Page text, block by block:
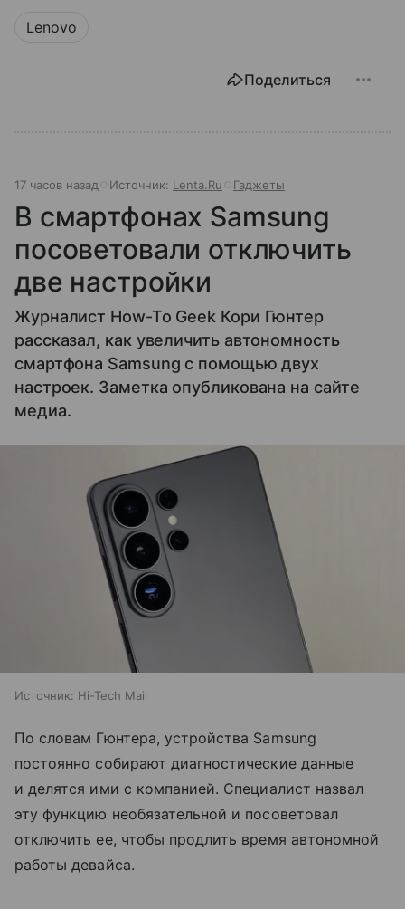
Lenovo
Поделиться
17 часов назад Источник: Lenta.Ru Гаджеты
В смартфонах Samsung
посоветовали отключить
две настройки
Журналист How-To Geek Кори Гюнтер
рассказал, как увеличить автономность
смартфона Samsung с помощью двух
настроек. Заметка опубликована на сайте
медиа.
Источник: Hi-Tech Mail
По словам Гюнтера, устройства Samsung
постоянно собирают диагностические данные
и делятся ими с компанией. Специалист назвал
эту функцию необязательной и посоветовал
отключить ее, чтобы продлить время автономной
работы девайса.